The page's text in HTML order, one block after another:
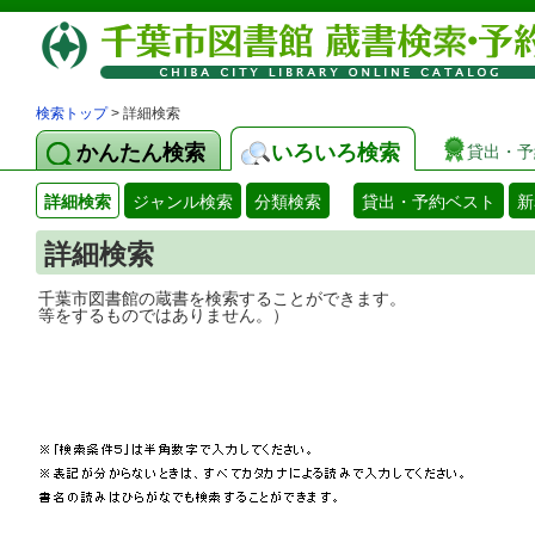
検索トップ> 詳細検索
かんたん検索 いろいろ検索 貸出・
詳細検索 ジャンル検索 分類検索 貸出・予約ベスト
詳細検索
千葉市図書館の蔵書を検索することがで
等をするものではありません。）